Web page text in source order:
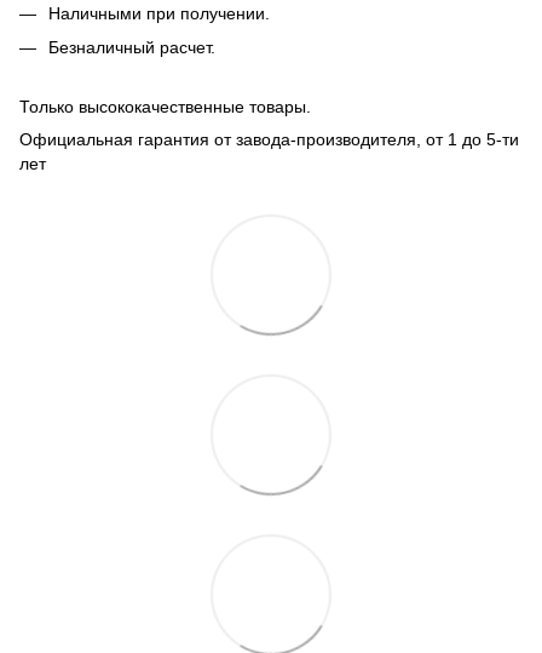
Наличными при получении.
Безналичный расчет.
Только высококачественные товары.
Официальная гарантия от завода-производителя, от 1 до 5-ти
лет